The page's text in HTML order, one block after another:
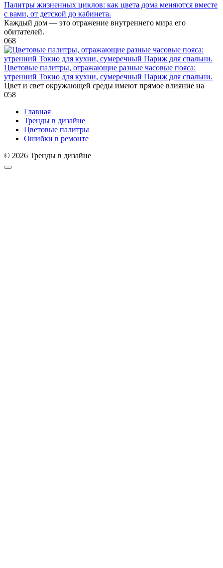
Палитры жизненных циклов: как цвета дома меняются вместе
с вами, от детской до кабинета.
Каждый дом — это отражение внутреннего мира его
обитателей.
068
Цветовые палитры, отражающие разные часовые пояса:
утренний Токио для кухни, сумеречный Париж для спальни.
Цвет и свет окружающей среды имеют прямое влияние на
058
Главная
Тренды в дизайне
Цветовые палитры
Ошибки в ремонте
© 2026 Тренды в дизайне